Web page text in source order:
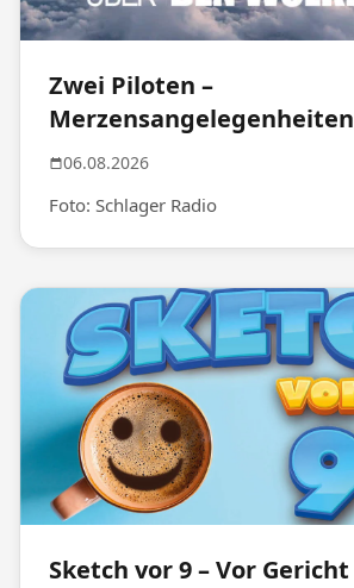
Zwei Piloten –
Merzensangelegenheiten
06.08.2026
Foto: Schlager Radio
Sketch vor 9 – Vor Gericht